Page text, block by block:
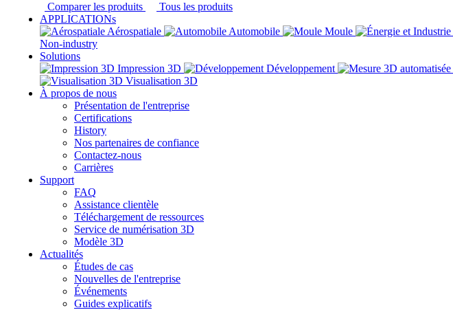
Comparer les produits
Tous les produits
APPLICATIONs
Aérospatiale
Automobile Moule
Non-industry
Solutions
Impression 3D
Développement
Visualisation 3D
À propos de nous
Présentation de l'entreprise
Certifications
History
Nos partenaires de confiance
Contactez-nous
Carrières
Support
FAQ
Assistance clientèle
Téléchargement de ressources
Service de numérisation 3D
Modèle 3D
Actualités
Études de cas
Nouvelles de l'entreprise
Événements
Guides explicatifs